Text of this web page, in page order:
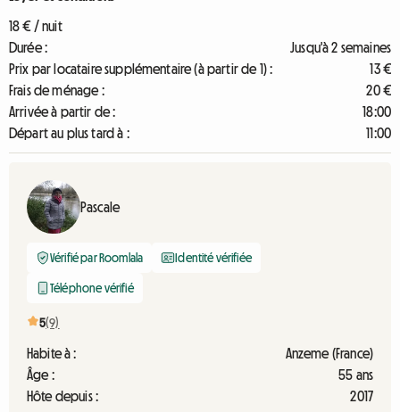
18 € / nuit
Durée :
Jusqu'à 2 semaines
Prix par locataire supplémentaire (à partir de 1) :
13 €
Frais de ménage :
20 €
Arrivée à partir de :
18:00
Départ au plus tard à :
11:00
Pascale
Vérifié par Roomlala Identité vérifiée
Téléphone vérifié
5(9)
Habite à :
Anzeme (France)
Âge :
55 ans
Hôte depuis :
2017